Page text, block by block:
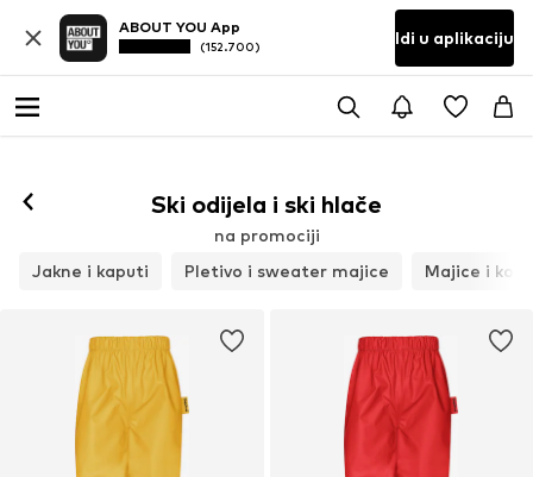
ABOUT YOU App
(152.700) Idi u aplikaciju
Ski odijela i ski hlače
na promociji
Jakne i kaputi
Pletivo i sweater majice Majice i